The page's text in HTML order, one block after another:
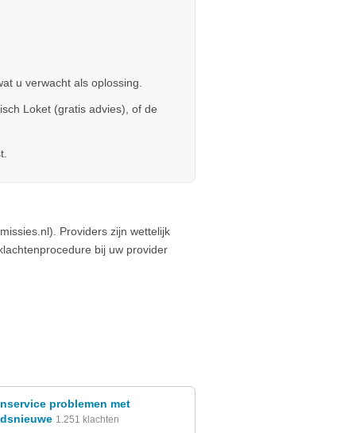
u verwacht als oplossing.
Loket (gratis advies), of de
Providers zijn wettelijk
bij uw provider
problemen met
1.251 klachten